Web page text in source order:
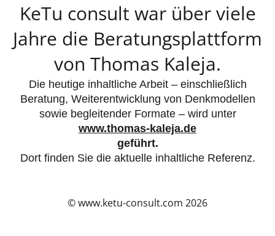
KeTu consult war über viele
Jahre die Beratungsplattform
von Thomas Kaleja.
Die heutige inhaltliche Arbeit – einschließlich
Beratung, Weiterentwicklung von Denkmodellen
sowie begleitender Formate – wird unter
www.thomas-kaleja.de
geführt.
Dort finden Sie die aktuelle inhaltliche Referenz.
© www.ketu-consult.com 2026